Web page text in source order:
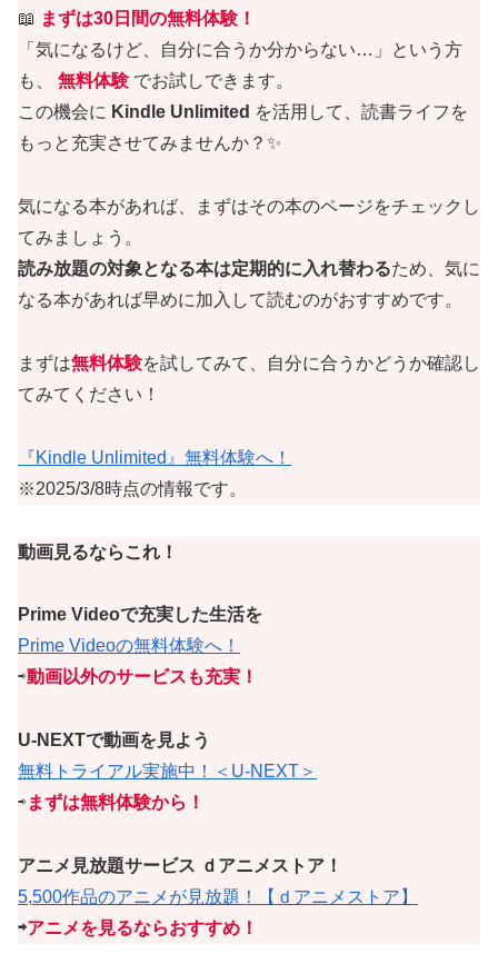
📖 まずは30日間の無料体験！
「気になるけど、自分に合うか分からない…」という方
も、 無料体験でお試しできます。
この機会に Kindle Unlimited を活用して、読書ライフを
もっと充実させてみませんか？✨
気になる本があれば、まずはその本のページをチェックし
てみましょう。
読み放題の対象となる本は定期的に入れ替わるため、気に
なる本があれば早めに加入して読むのがおすすめです。
まずは無料体験を試してみて、自分に合うかどうか確認し
てみてください！
『Kindle Unlimited』無料体験へ！
※2025/3/8時点の情報です。
動画見るならこれ！
Prime Videoで充実した生活を
Prime Videoの無料体験へ！
⇨動画以外のサービスも充実！
U-NEXTで動画を見よう
無料トライアル実施中！＜U-NEXT＞
⇨まずは無料体験から！
アニメ見放題サービス ｄアニメストア！
5,500作品のアニメが見放題！【ｄアニメストア】
⇨アニメを見るならおすすめ！